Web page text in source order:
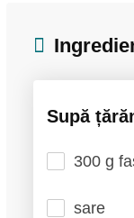
Supă
300 g
sare